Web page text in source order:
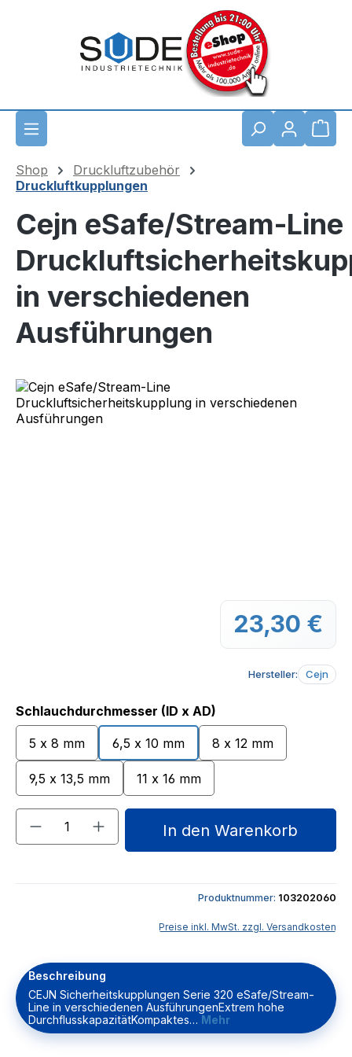
Shop
Druckluftzubehör
Druckluftkupplungen
Cejn eSafe/Stream-Line
in verschiedenen
Ausführungen
Bildergalerie überspringen
23,30 €
Hersteller: Cejn
Schlauchdurchmesser (ID x AD)
5 x 8 mm 6,5 x 10 mm 8 x 12 mm
9,5 x 13,5 mm 11 x 16 mm
Produkt Anzahl: Gib den
In den Warenkorb
Produktnummer: 103202060
Preise inkl. MwSt. zzgl. Versandkosten
Beschreibung
CEJN Sicherheitskupplungen Serie 320 eSafe/Stream-
Line in verschiedenen AusführungenExtrem hohe
DurchflusskapazitätKompaktes… Mehr